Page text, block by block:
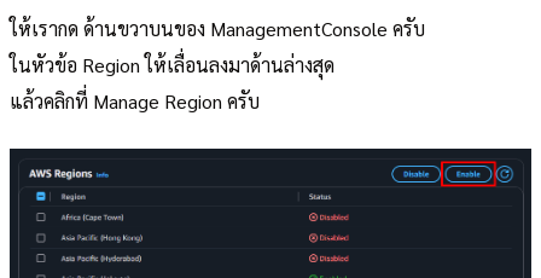
ให้เรากด ด้านขวาบนของ ManagementConsole ครับ
ในหัวข้อ Region ให้เลื่อนลงมาด้านล่างสุด
แล้วคลิกที่ Manage Region ครับ